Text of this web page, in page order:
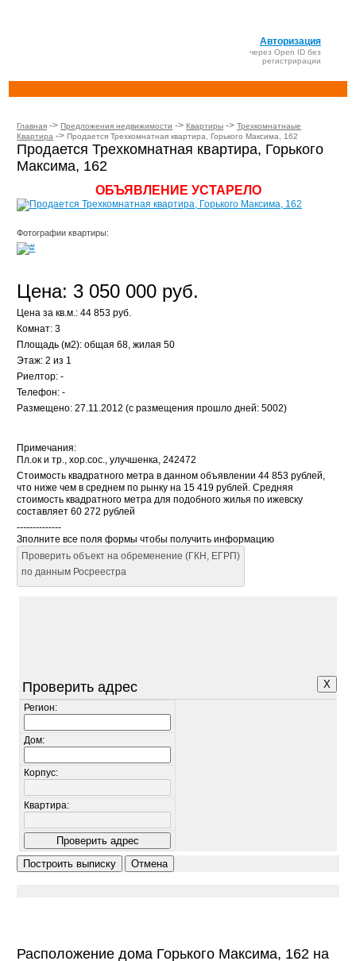
Авторизация
через Open ID без
регистрирации
Главная -> Предложения недвижимости -> Квартиры -> Трехкомнатнаые
Квартира -> Продается Трехкомнатная квартира, Горького Максима, 162
Продается Трехкомнатная квартира, Горького
Максима, 162
ОБЪЯВЛЕНИЕ УСТАРЕЛО
Фотографии квартиры:
Цена: 3 050 000 руб.
Цена за кв.м.: 44 853 руб.
Комнат: 3
Площадь (м2): общая 68, жилая 50
Этаж: 2 из 1
Риелтор: -
Телефон: -
Размещено: 27.11.2012 (с размещения прошло дней: 5002)
Примечания:
Пл.ок и тр., хор.сос., улучшенка, 242472
Стоимость квадратного метра в данном объявлении 44 853 рублей,
что ниже чем в среднем по рынку на 15 419 рублей. Средняя
стоимость квадратного метра для подобного жилья по ижевску
составляет 60 272 рублей
--------------
Зполните все поля формы чтобы получить информацию
Проверить объект на обременение (ГКН, ЕГРП)
по данным Росреестра
X
Проверить адрес
Регион:
Дом:
Корпус:
Квартира:
Расположение дома Горького Максима, 162 на